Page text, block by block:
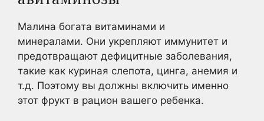
Малина богата витаминами и
минералами. Они укрепляют иммунитет и
предотвращают дефицитные заболевания,
такие как куриная слепота, цинга, анемия и
т.д. Поэтому вы должны включить именно
этот фрукт в рацион вашего ребенка.